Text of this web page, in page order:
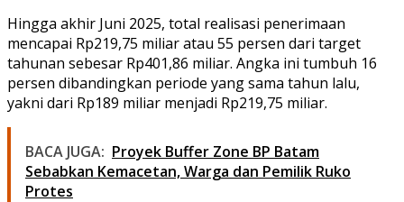
Hingga akhir Juni 2025, total realisasi penerimaan
mencapai Rp219,75 miliar atau 55 persen dari target
tahunan sebesar Rp401,86 miliar. Angka ini tumbuh 16
persen dibandingkan periode yang sama tahun lalu,
yakni dari Rp189 miliar menjadi Rp219,75 miliar.
BACA JUGA: Proyek Buffer Zone BP Batam
Sebabkan Kemacetan, Warga dan Pemilik Ruko
Protes